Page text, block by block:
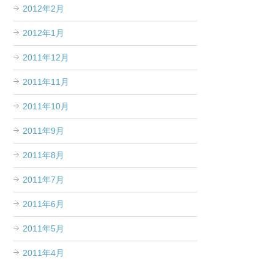
2012年2月
2012年1月
2011年12月
2011年11月
2011年10月
2011年9月
2011年8月
2011年7月
2011年6月
2011年5月
2011年4月